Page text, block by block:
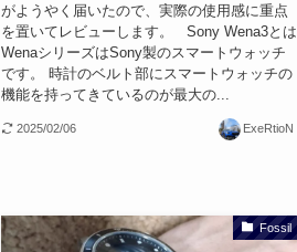
がようやく届いたので、実際の使用感に重点
を置いてレビューします。 Sony Wena3とは
WenaシリーズはSony製のスマートウォッチ
です。 時計のベルト部にスマートウォッチの
機能を持ってきているのが最大の...
2025/02/06 ExeRtioN
Fossil